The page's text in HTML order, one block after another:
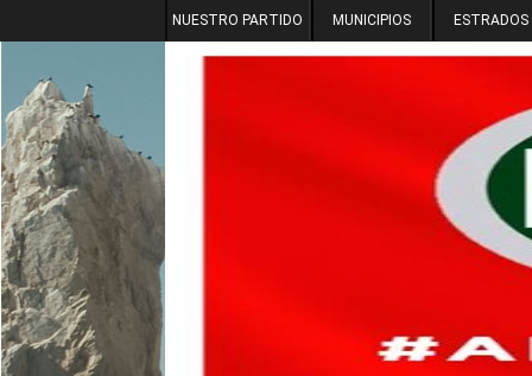
NUESTRO PARTIDO MUNICIPIOS ESTRADOS